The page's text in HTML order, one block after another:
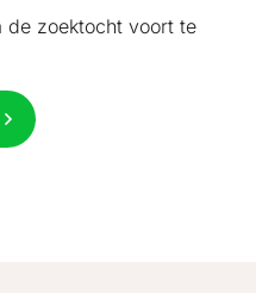
de zoektocht voort te